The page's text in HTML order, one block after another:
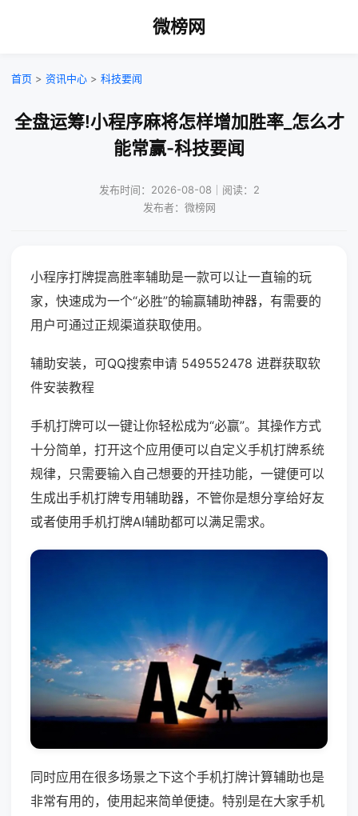
微榜网
首页 > 资讯中心 > 科技要闻
全盘运筹!小程序麻将怎样增加胜率_怎么才
能常赢-科技要闻
发布时间：2026-08-08｜阅读：2
发布者：微榜网
小程序打牌提高胜率辅助是一款可以让一直输的玩
家，快速成为一个“必胜”的输赢辅助神器，有需要的
用户可通过正规渠道获取使用。
辅助安装，可QQ搜索申请 549552478 进群获取软
件安装教程
手机打牌可以一键让你轻松成为“必赢”。其操作方式
十分简单，打开这个应用便可以自定义手机打牌系统
规律，只需要输入自己想要的开挂功能，一键便可以
生成出手机打牌专用辅助器，不管你是想分享给好友
或者使用手机打牌AI辅助都可以满足需求。
同时应用在很多场景之下这个手机打牌计算辅助也是
非常有用的，使用起来简单便捷。特别是在大家手机